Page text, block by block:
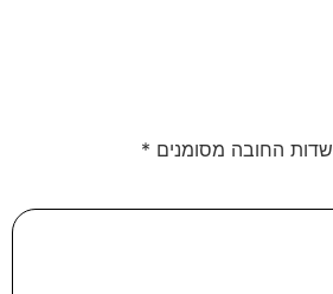
שדות החובה מסומנים *